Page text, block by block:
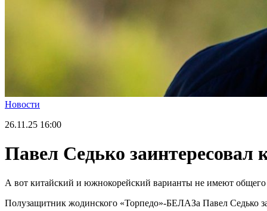
Новости
26.11.25 16:00
Павел Седько
А вот китайский и южнокорейский варианты не имеют общего
Полузащитник жодинского «Торпедо»-БЕЛАЗа Павел Седько